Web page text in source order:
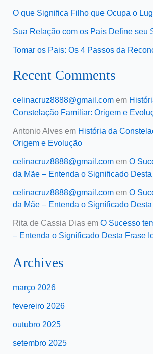
O que Significa Filho que Ocupa o
Sua Relação com os Pais Define seu
Tomar os Pais: Os 4 Passos da
Recent Comments
celinacruz8888@gmail.comem
Constelação Familiar: Origem e
Antonio Alvesem História da
Origem e Evolução
celinacruz8888@gmail.comem O
da Mãe – Entenda o Significado
celinacruz8888@gmail.comem O
da Mãe – Entenda o Significado
Rita de Cassia Diasem O Sucesso
– Entenda o Significado Desta Frase
Archives
março 2026
fevereiro 2026
outubro 2025
setembro 2025